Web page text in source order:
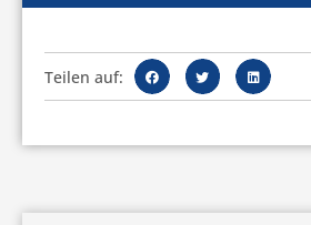
Teilen auf: